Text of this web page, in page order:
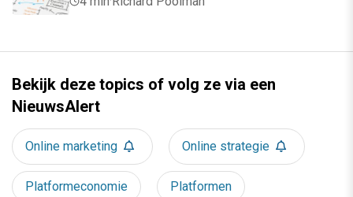
Bekijk deze topics of volg ze via een
NieuwsAlert
Online marketing Online strategie
Platformeconomie Platformen